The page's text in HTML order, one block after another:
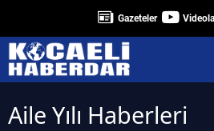
Gazeteler
Aile Yılı Haberleri